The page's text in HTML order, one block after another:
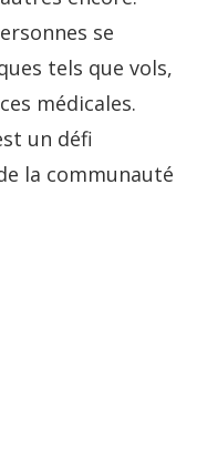
se
tels que vols,
médicales.
un défi
la communauté